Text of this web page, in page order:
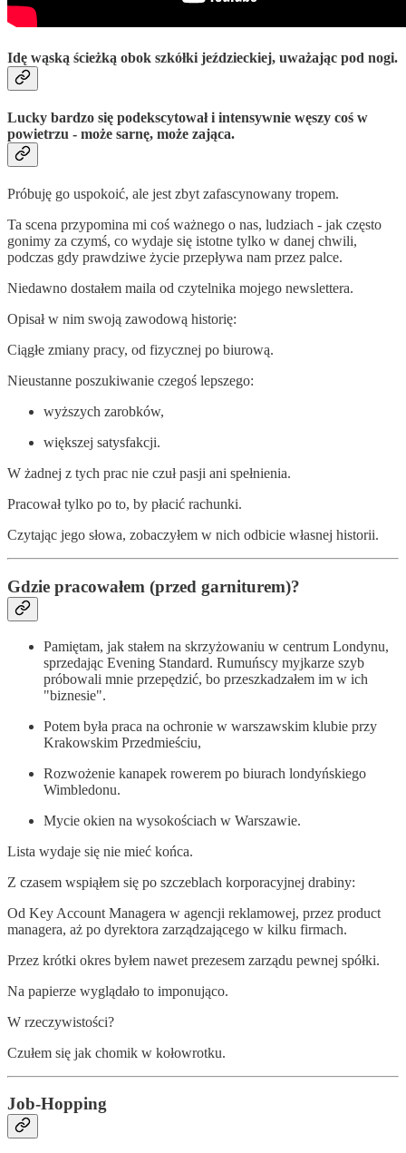
Idę wąską ścieżką obok szkółki jeździeckiej, uważając pod nogi.
Lucky bardzo się podekscytował i intensywnie węszy coś w
powietrzu - może sarnę, może zająca.
Próbuję go uspokoić, ale jest zbyt zafascynowany tropem.
Ta scena przypomina mi coś ważnego o nas, ludziach - jak często
gonimy za czymś, co wydaje się istotne tylko w danej chwili,
podczas gdy prawdziwe życie przepływa nam przez palce.
Niedawno dostałem maila od czytelnika mojego newslettera.
Opisał w nim swoją zawodową historię:
Ciągłe zmiany pracy, od fizycznej po biurową.
Nieustanne poszukiwanie czegoś lepszego:
wyższych zarobków,
większej satysfakcji.
W żadnej z tych prac nie czuł pasji ani spełnienia.
Pracował tylko po to, by płacić rachunki.
Czytając jego słowa, zobaczyłem w nich odbicie własnej historii.
Gdzie pracowałem (przed garniturem)?
Pamiętam, jak stałem na skrzyżowaniu w centrum Londynu,
sprzedając Evening Standard. Rumuńscy myjkarze szyb
próbowali mnie przepędzić, bo przeszkadzałem im w ich
"biznesie".
Potem była praca na ochronie w warszawskim klubie przy
Krakowskim Przedmieściu,
Rozwożenie kanapek rowerem po biurach londyńskiego
Wimbledonu.
Mycie okien na wysokościach w Warszawie.
Lista wydaje się nie mieć końca.
Z czasem wspiąłem się po szczeblach korporacyjnej drabiny:
Od Key Account Managera w agencji reklamowej, przez product
managera, aż po dyrektora zarządzającego w kilku firmach.
Przez krótki okres byłem nawet prezesem zarządu pewnej spółki.
Na papierze wyglądało to imponująco.
W rzeczywistości?
Czułem się jak chomik w kołowrotku.
Job-Hopping